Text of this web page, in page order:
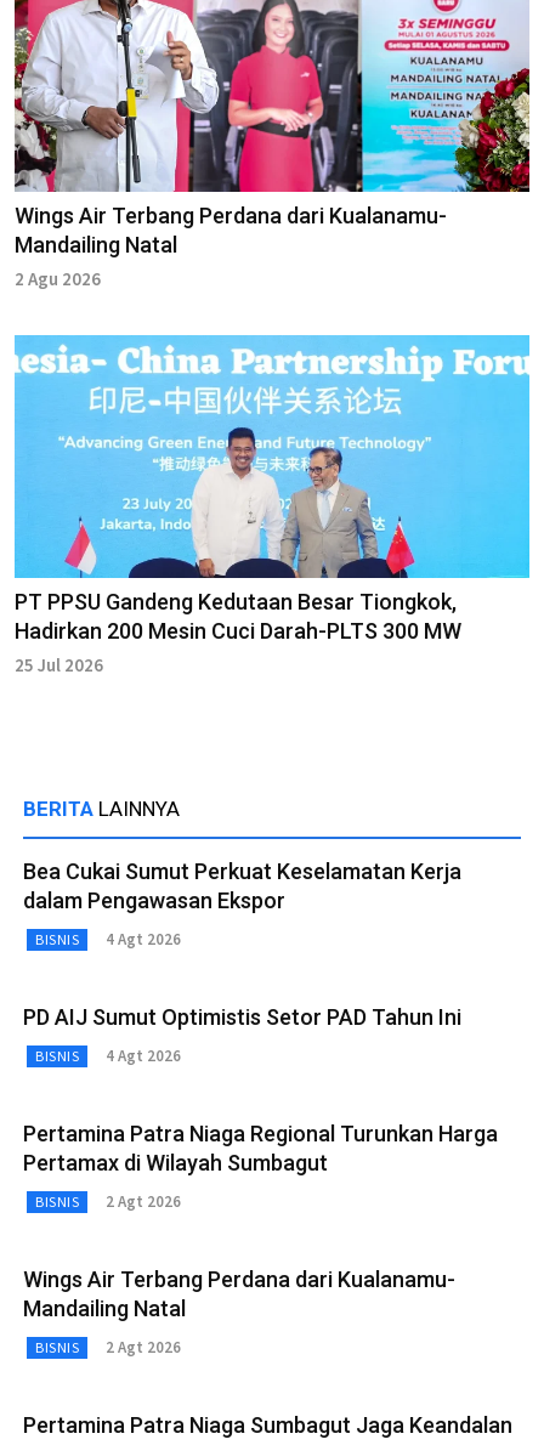
Wings Air Terbang Perdana dari Kualanamu-
Mandailing Natal
2 Agu 2026
PT PPSU Gandeng Kedutaan Besar Tiongkok,
Hadirkan 200 Mesin Cuci Darah-PLTS 300 MW
25 Jul 2026
BERITA LAINNYA
Bea Cukai Sumut Perkuat Keselamatan Kerja
dalam Pengawasan Ekspor
BISNIS 4 Agt 2026
PD AIJ Sumut Optimistis Setor PAD Tahun Ini
BISNIS 4 Agt 2026
Pertamina Patra Niaga Regional Turunkan Harga
Pertamax di Wilayah Sumbagut
BISNIS 2 Agt 2026
Wings Air Terbang Perdana dari Kualanamu-
Mandailing Natal
BISNIS 2 Agt 2026
Pertamina Patra Niaga Sumbagut Jaga Keandalan